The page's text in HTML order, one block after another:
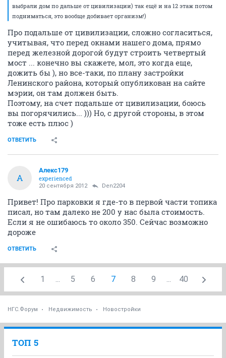
выбрали дом по дальше от цивилизации) так ещё и на 12 этаж потом
подниматься, это вообще добивает организм!)
Про подальше от цивилизации, сложно согласиться,
учитывая, что перед окнами нашего дома, прямо
перед железной дорогой будут строить четвертый
мост ... конечно вы скажете, мол, это когда еще,
дожить бы ), но все-таки, по плану застройки
Ленинского района, который опубликован на сайте
мэрии, он там должен быть.
Поэтому, на счет подальше от цивилизации, боюсь
вы погорячились... ))) Но, с другой стороны, в этом
тоже есть плюс )
ОТВЕТИТЬ
А
Алекс179
experienced
20 сентября 2012 Den2204
Привет! Про парковки я где-то в первой части топика
писал, но там далеко не 200 у нас была стоимость.
Если я не ошибаюсь то около 350. Сейчас возможно
дороже
ОТВЕТИТЬ
1 ... 5 6 7 8 9 ... 40
НГС.Форум Недвижимость Новостройки
ТОП 5